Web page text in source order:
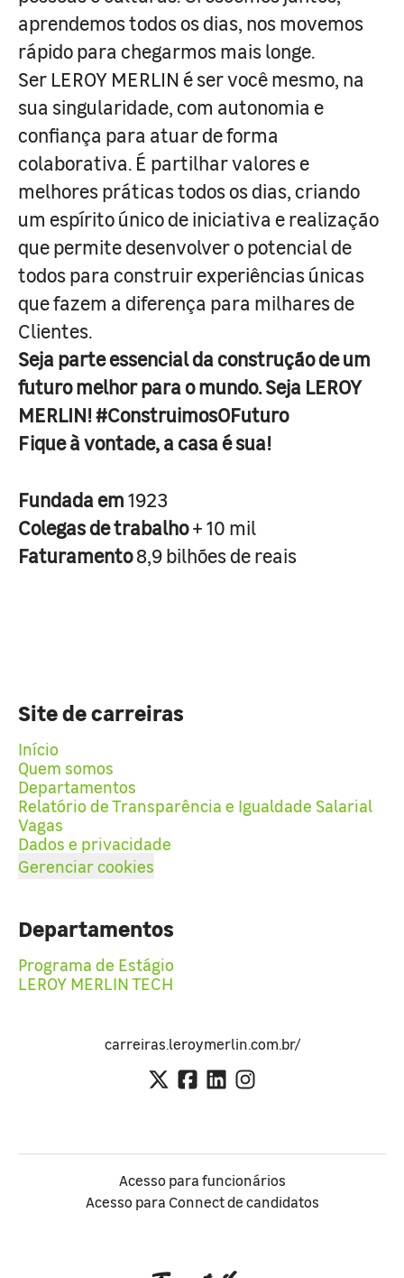
aprendemos todos os dias, nos movemos
rápido para chegarmos mais longe.
Ser LEROY MERLIN é ser você mesmo, na
sua singularidade, com autonomia e
confiança para atuar de forma
colaborativa. É partilhar valores e
melhores práticas todos os dias, criando
um espírito único de iniciativa e realização
que permite desenvolver o potencial de
todos para construir experiências únicas
que fazem a diferença para milhares de
Clientes.
Seja parte essencial da construção de um
futuro melhor para o mundo. Seja LEROY
MERLIN! #ConstruimosOFuturo
Fique à vontade, a casa é sua!
Fundada em1923
Colegas de trabalho+ 10 mil
Faturamento8,9 bilhões de reais
Site de carreiras
Início
Quem somos
Departamentos
Relatório de Transparência e Igualdade Salarial
Vagas
Dados e privacidade
Gerenciar cookies
Departamentos
Programa de Estágio
LEROY MERLIN TECH
carreiras.leroymerlin.com.br/
Acesso para funcionários
Acesso para Connect de candidatos